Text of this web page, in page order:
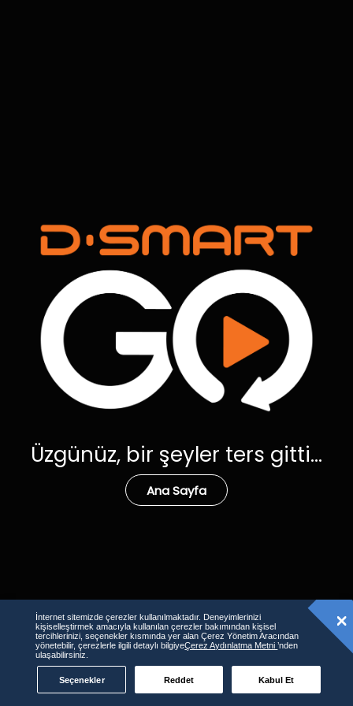
Üzgünüz, bir şeyler ters gitti...
Ana Sayfa
İnternet sitemizde çerezler kullanılmaktadır. Deneyimlerinizi
kişiselleştirmek amacıyla kullanılan çerezler bakımından kişisel
tercihlerinizi, seçenekler kısmında yer alan Çerez Yönetim Aracından
yönetebilir, çerezlerle ilgili detaylı bilgiyeÇerez Aydınlatma Metni’nden
ulaşabilirsiniz.
Seçenekler Reddet Kabul Et